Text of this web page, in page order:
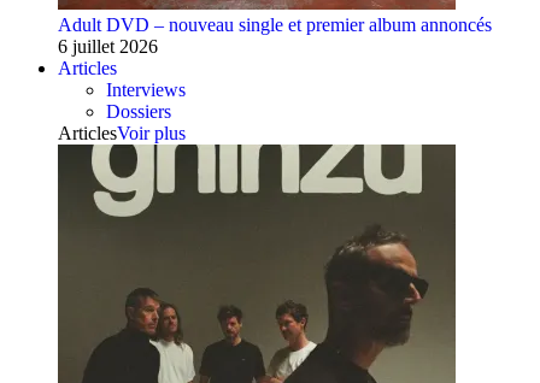
Adult DVD – nouveau single et premier album annoncés
6 juillet 2026
Articles
Interviews
Dossiers
ArticlesVoir plus